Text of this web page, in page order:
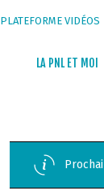
PLATEFORME VIDÉOS
LA PNL ET MOI